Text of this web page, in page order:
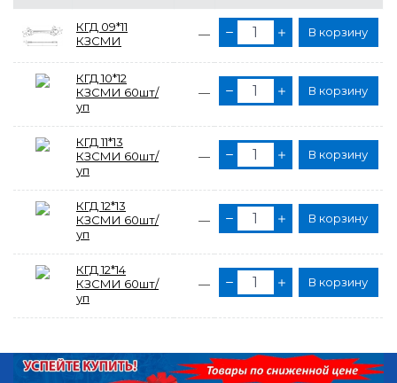
КГД 09*11
КЗСМИ
— В корзину
КГД 10*12
КЗСМИ 60шт/
уп
— В корзину
КГД 11*13
КЗСМИ 60шт/
уп
— В корзину
КГД 12*13
КЗСМИ 60шт/
уп
— В корзину
КГД 12*14
КЗСМИ 60шт/
уп
— В корзину